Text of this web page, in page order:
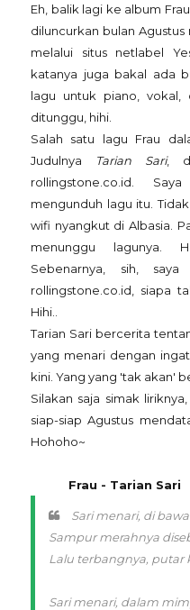
Eh, balik lagi ke album
diluncurkan bulan
melalui situs netlabel
katanya juga bakal ada
lagu untuk piano,
ditunggu, hihi.
Salah satu lagu Frau
Judulnya
Tarian Sari,
rollingstone.co.id.
mengunduh lagu itu.
wifi nyangkut di Albasia.
menunggu lagunya.
Sebenarnya, sih,
rollingstone.co.id, siapa
Hihi..
Tarian Sari bercerita
yang menari dengan
kini. Yang yang 'tak akan'
Silakan saja simak
siap-siap Agustus
Hohoho~
Frau - Tarian Sari
Sari menari, di
Sampur merahnya
Lalu terbangnya, putar
Sari menari, dalam